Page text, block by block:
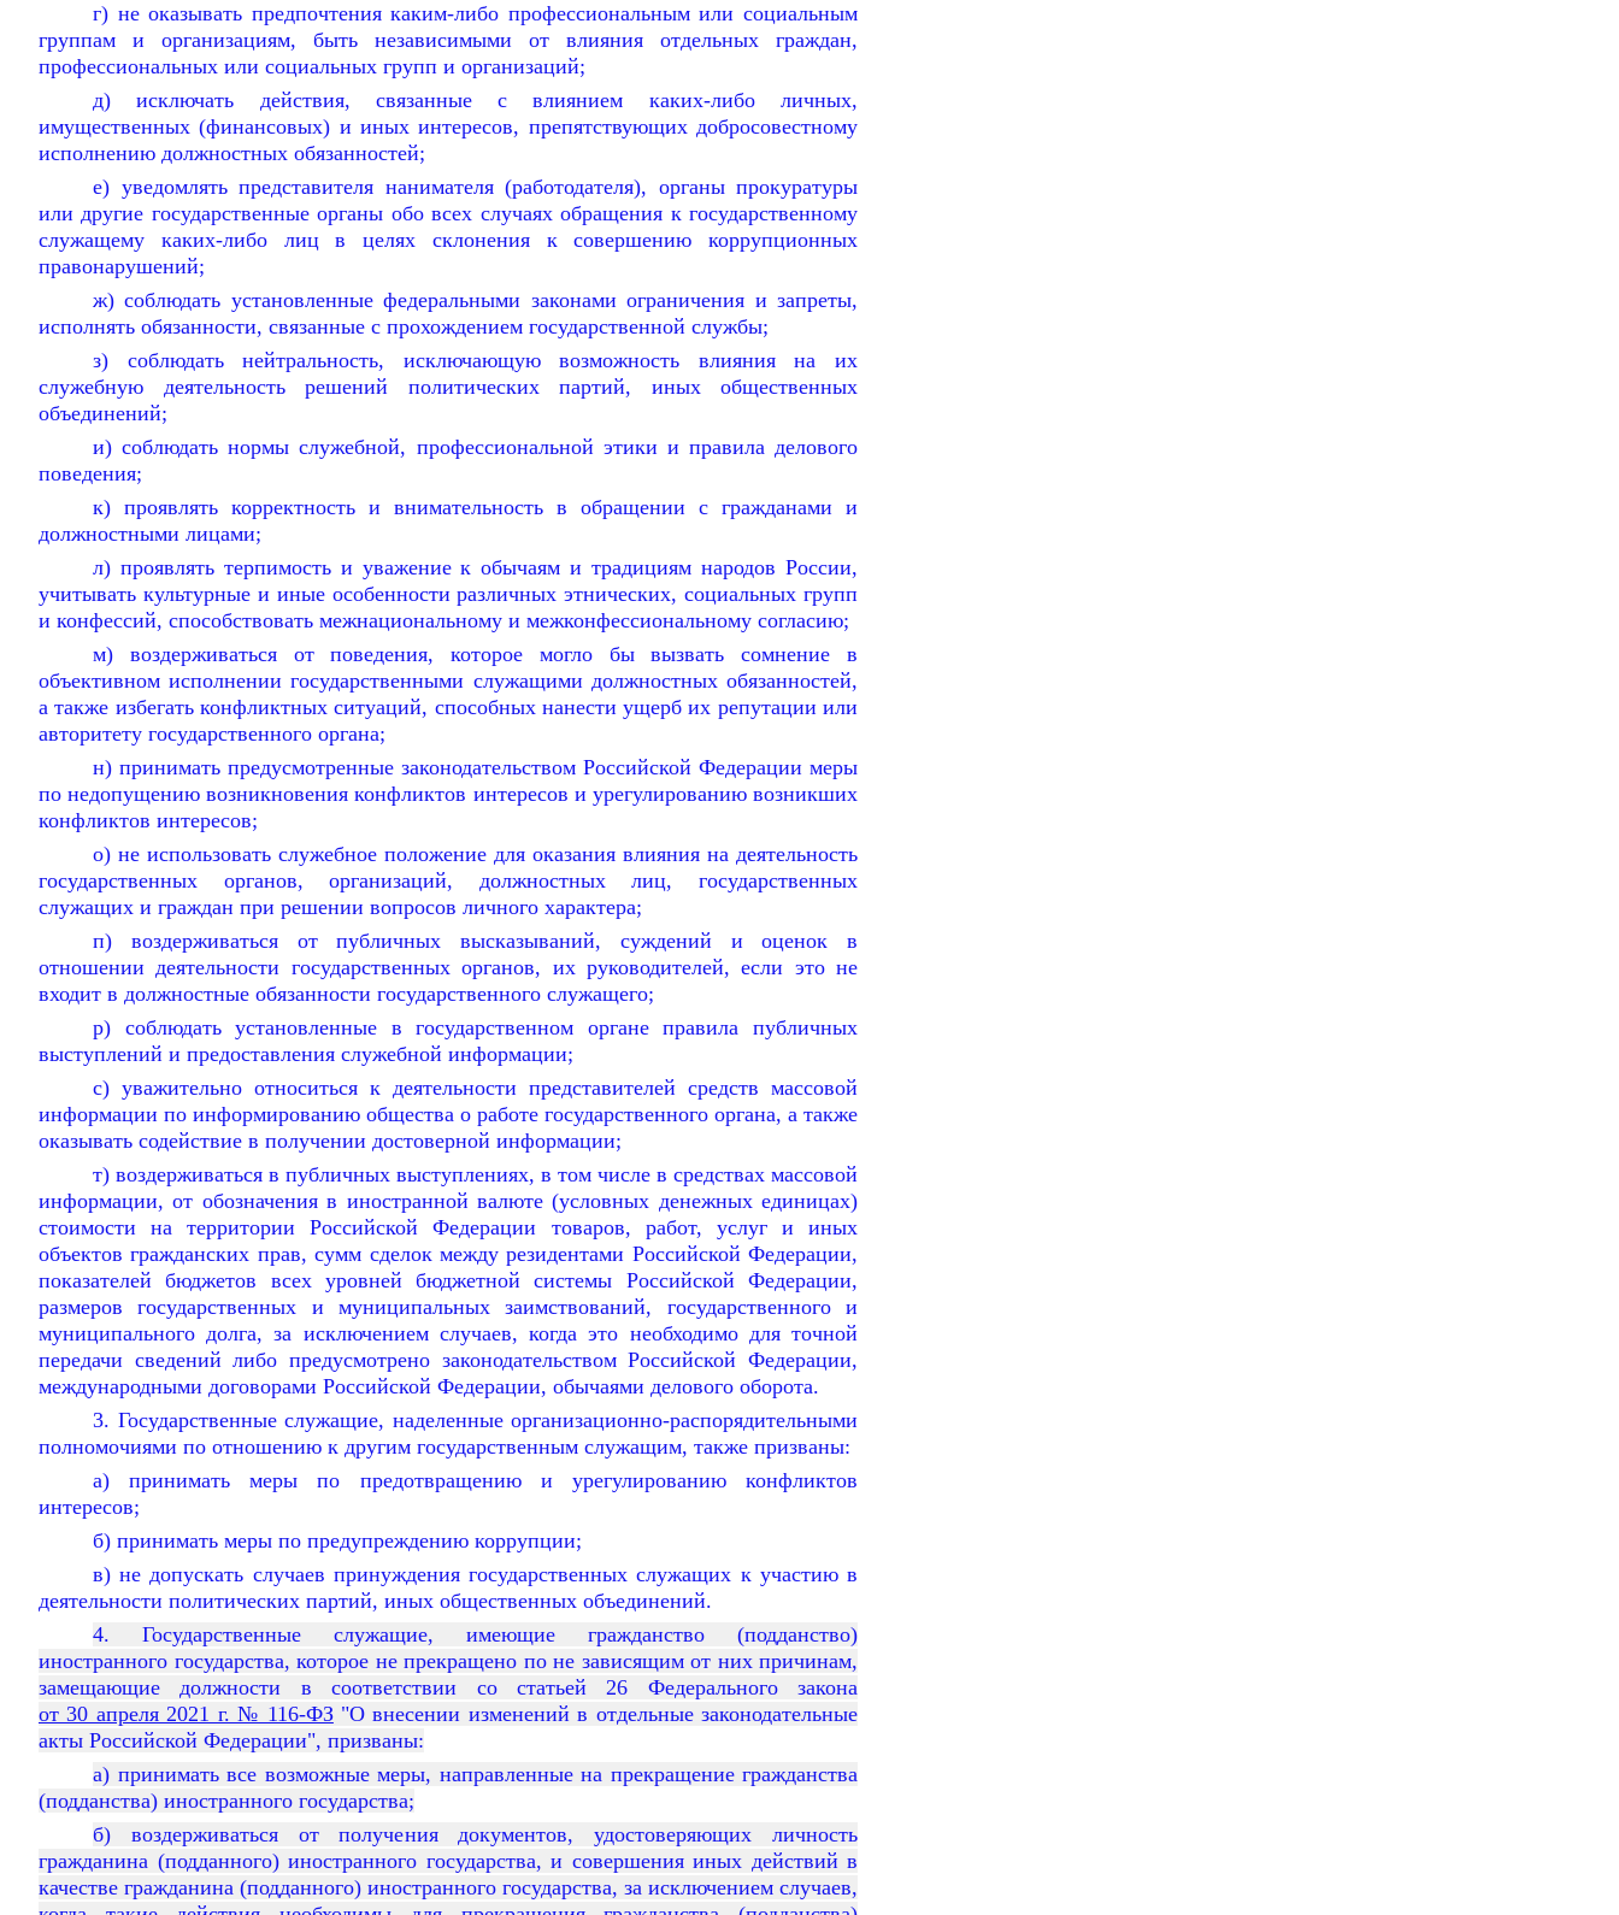
г) не оказывать предпочтения каким-либо профессиональным или социальным
группам и организациям, быть независимыми от влияния отдельных граждан,
профессиональных или социальных групп и организаций;
д) исключать действия, связанные с влиянием каких-либо личных,
имущественных (финансовых) и иных интересов, препятствующих добросовестному
исполнению должностных обязанностей;
е) уведомлять представителя нанимателя (работодателя), органы прокуратуры
или другие государственные органы обо всех случаях обращения к государственному
служащему каких-либо лиц в целях склонения к совершению коррупционных
правонарушений;
ж) соблюдать установленные федеральными законами ограничения и запреты,
исполнять обязанности, связанные с прохождением государственной службы;
з) соблюдать нейтральность, исключающую возможность влияния на их
служебную деятельность решений политических партий, иных общественных
объединений;
и) соблюдать нормы служебной, профессиональной этики и правила делового
поведения;
к) проявлять корректность и внимательность в обращении с гражданами и
должностными лицами;
л) проявлять терпимость и уважение к обычаям и традициям народов России,
учитывать культурные и иные особенности различных этнических, социальных групп
и конфессий, способствовать межнациональному и межконфессиональному согласию;
м) воздерживаться от поведения, которое могло бы вызвать сомнение в
объективном исполнении государственными служащими должностных обязанностей,
а также избегать конфликтных ситуаций, способных нанести ущерб их репутации или
авторитету государственного органа;
н) принимать предусмотренные законодательством Российской Федерации меры
по недопущению возникновения конфликтов интересов и урегулированию возникших
конфликтов интересов;
о) не использовать служебное положение для оказания влияния на деятельность
государственных органов, организаций, должностных лиц, государственных
служащих и граждан при решении вопросов личного характера;
п) воздерживаться от публичных высказываний, суждений и оценок в
отношении деятельности государственных органов, их руководителей, если это не
входит в должностные обязанности государственного служащего;
р) соблюдать установленные в государственном органе правила публичных
выступлений и предоставления служебной информации;
с) уважительно относиться к деятельности представителей средств массовой
информации по информированию общества о работе государственного органа, а также
оказывать содействие в получении достоверной информации;
т) воздерживаться в публичных выступлениях, в том числе в средствах массовой
информации, от обозначения в иностранной валюте (условных денежных единицах)
стоимости на территории Российской Федерации товаров, работ, услуг и иных
объектов гражданских прав, сумм сделок между резидентами Российской Федерации,
показателей бюджетов всех уровней бюджетной системы Российской Федерации,
размеров государственных и муниципальных заимствований, государственного и
муниципального долга, за исключением случаев, когда это необходимо для точной
передачи сведений либо предусмотрено законодательством Российской Федерации,
международными договорами Российской Федерации, обычаями делового оборота.
3. Государственные служащие, наделенные организационно-распорядительными
полномочиями по отношению к другим государственным служащим, также призваны:
а) принимать меры по предотвращению и урегулированию конфликтов
интересов;
б) принимать меры по предупреждению коррупции;
в) не допускать случаев принуждения государственных служащих к участию в
деятельности политических партий, иных общественных объединений.
4. Государственные служащие, имеющие гражданство (подданство)
иностранного государства, которое не прекращено по не зависящим от них причинам,
замещающие должности в соответствии со статьей 26 Федерального закона
от 30 апреля 2021 г. № 116-ФЗ"О внесении изменений в отдельные законодательные
акты Российской Федерации", призваны:
а) принимать все возможные меры, направленные на прекращение гражданства
(подданства) иностранного государства;
б) воздерживаться от получения документов, удостоверяющих личность
гражданина (подданного) иностранного государства, и совершения иных действий в
качестве гражданина (подданного) иностранного государства, за исключением случаев,